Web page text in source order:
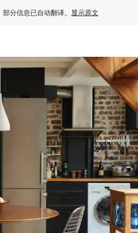
部分信息已自动翻译。 显示原文